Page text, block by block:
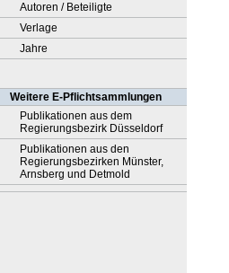
Autoren / Beteiligte
Verlage
Jahre
Weitere E-Pflichtsammlungen
Publikationen aus dem
Regierungsbezirk Düsseldorf
Publikationen aus den
Regierungsbezirken Münster,
Arnsberg und Detmold